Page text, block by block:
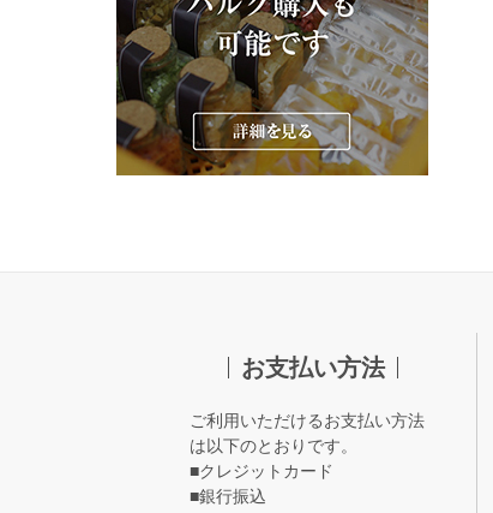
お支払い方法
ご利用いただけるお支払い方法
は以下のとおりです。
■クレジットカード
■銀行振込